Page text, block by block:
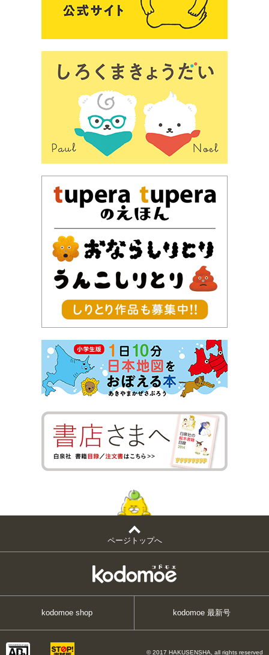
ページトップへ
kodomoe shop kodomoe 最新号
© 2017 HAKUSENSHA, all rights reserved